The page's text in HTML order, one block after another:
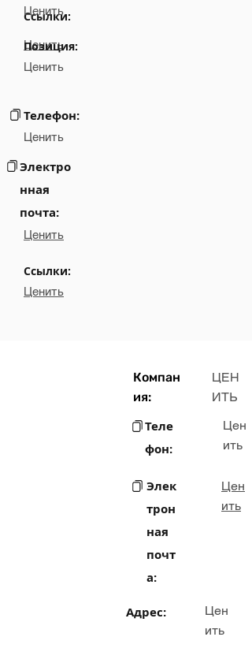
Ссылки:
Ценить
Ценить
Позиция:
Ценить
Телефон:
Ценить
Электро
нная
почта:
Ценить
Ссылки:
Ценить
Компан
ия:
ЦЕН
ИТЬ
Теле
фон:
Цен
ить
Элек
трон
ная
почт
а:
Цен
ить
Адрес:
Цен
ить